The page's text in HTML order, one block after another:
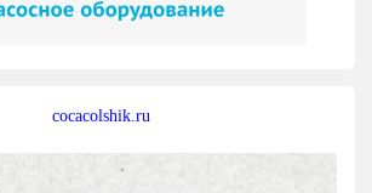
cocacolshik.ru